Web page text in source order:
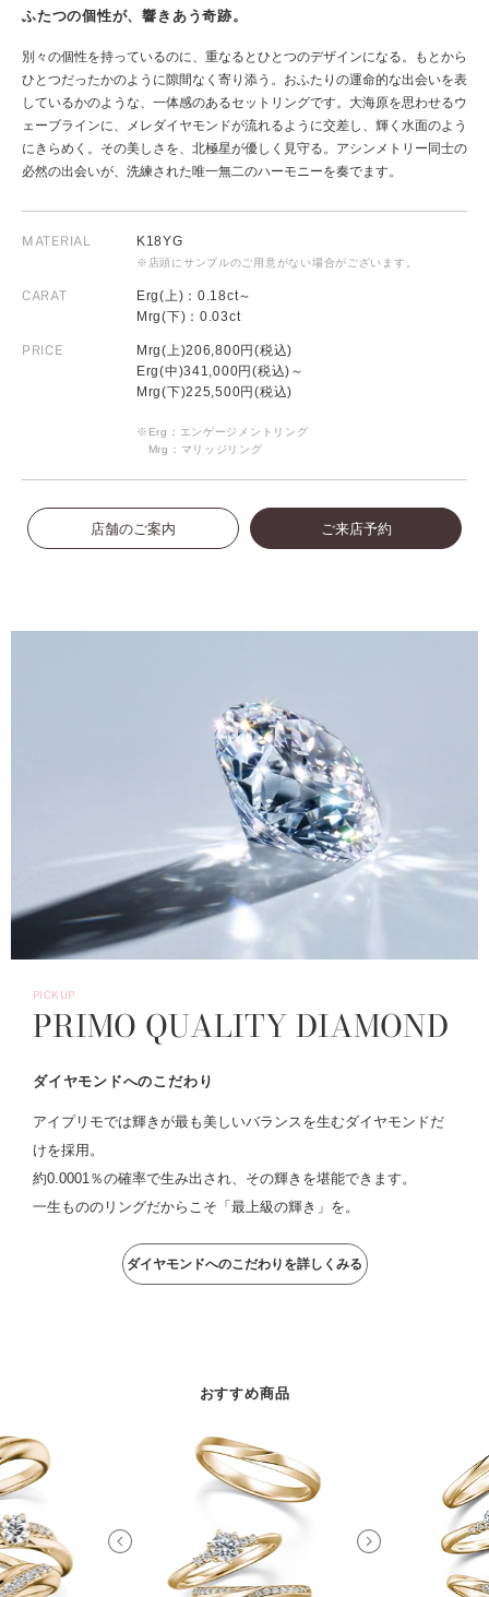
ふたつの個性が、響きあう奇跡。
別々の個性を持っているのに、重なるとひとつのデザインになる。もとから
ひとつだったかのように隙間なく寄り添う。おふたりの運命的な出会いを表
しているかのような、一体感のあるセットリングです。大海原を思わせるウ
ェーブラインに、メレダイヤモンドが流れるように交差し、輝く水面のよう
にきらめく。その美しさを、北極星が優しく見守る。アシンメトリー同士の
必然の出会いが、洗練された唯一無二のハーモニーを奏でます。
MATERIAL K18YG
※店頭にサンプルのご用意がない場合がございます。
CARAT
Erg(上)：0.18ct～
Mrg(下)：0.03ct
PRICE
Mrg(上)206,800円(税込)
Erg(中)341,000円(税込)～
Mrg(下)225,500円(税込)
※Erg：エンゲージメントリング
Mrg：マリッジリング
店舗のご案内 ご来店予約
PICKUP
PRIMO QUALITY DIAMOND
ダイヤモンドへのこだわり
アイプリモでは輝きが最も美しいバランスを生むダイヤモンドだ
けを採用。
約0.0001％の確率で生み出され、その輝きを堪能できます。
一生もののリングだからこそ「最上級の輝き」を。
ダイヤモンドへのこだわりを詳しくみる
おすすめ商品